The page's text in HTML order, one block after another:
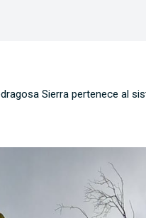
Sierra pertenece al